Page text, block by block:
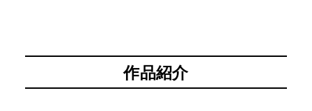
作品紹介